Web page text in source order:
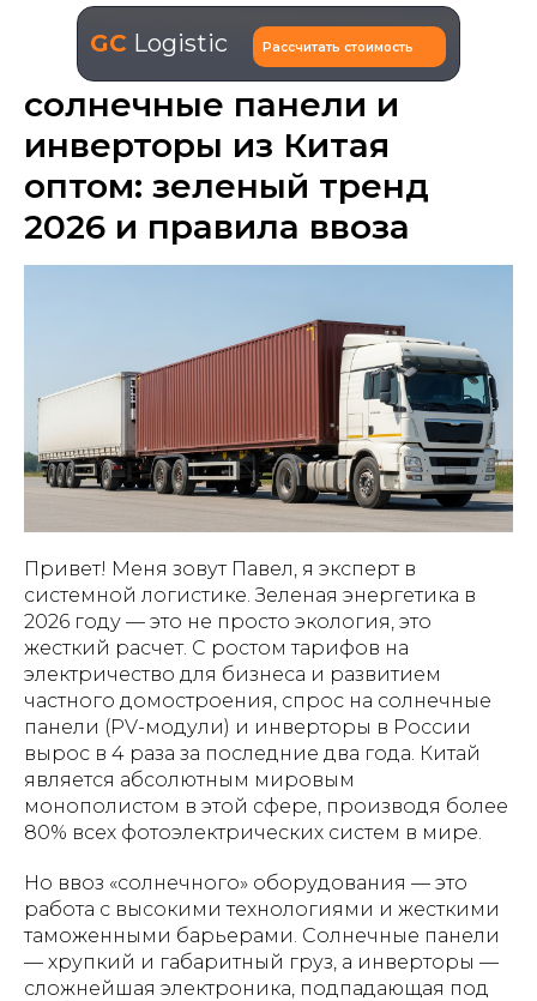
GC Logistic Рассчитать стоимость
солнечные панели и
инверторы из Китая
оптом: зеленый тренд
2026 и правила ввоза
Привет! Меня зовут Павел, я эксперт в
системной логистике. Зеленая энергетика в
2026 году — это не просто экология, это
жесткий расчет. С ростом тарифов на
электричество для бизнеса и развитием
частного домостроения, спрос на солнечные
панели (PV-модули) и инверторы в России
вырос в 4 раза за последние два года. Китай
является абсолютным мировым
монополистом в этой сфере, производя более
80% всех фотоэлектрических систем в мире.
Но ввоз «солнечного» оборудования — это
работа с высокими технологиями и жесткими
таможенными барьерами. Солнечные панели
— хрупкий и габаритный груз, а инверторы —
сложнейшая электроника, подпадающая под